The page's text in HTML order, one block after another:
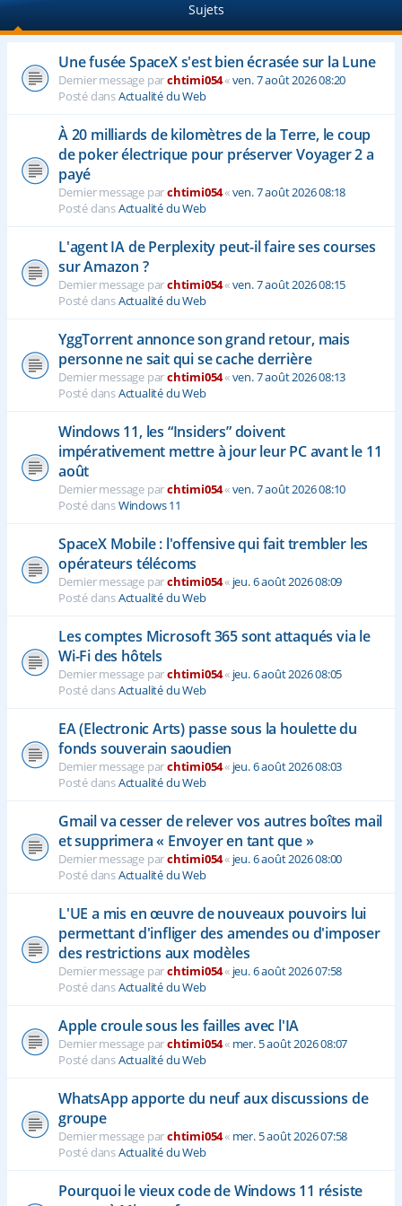
Sujets
Une fusée SpaceX s'est bien écrasée sur la Lune
Dernier message parchtimi054«ven. 7 août 2026 08:20
Posté dansActualité du Web
À 20 milliards de kilomètres de la Terre, le coup
de poker électrique pour préserver Voyager 2 a
payé
Dernier message parchtimi054«ven. 7 août 2026 08:18
Posté dansActualité du Web
L'agent IA de Perplexity peut-il faire ses courses
sur Amazon ?
Dernier message parchtimi054«ven. 7 août 2026 08:15
Posté dansActualité du Web
YggTorrent annonce son grand retour, mais
personne ne sait qui se cache derrière
Dernier message parchtimi054«ven. 7 août 2026 08:13
Posté dansActualité du Web
Windows 11, les “Insiders” doivent
impérativement mettre à jour leur PC avant le 11
août
Dernier message parchtimi054«ven. 7 août 2026 08:10
Posté dansWindows 11
SpaceX Mobile : l'offensive qui fait trembler les
opérateurs télécoms
Dernier message parchtimi054« jeu. 6 août 2026 08:09
Posté dansActualité du Web
Les comptes Microsoft 365 sont attaqués via le
Wi-Fi des hôtels
Dernier message parchtimi054« jeu. 6 août 2026 08:05
Posté dansActualité du Web
EA (Electronic Arts) passe sous la houlette du
fonds souverain saoudien
Dernier message parchtimi054« jeu. 6 août 2026 08:03
Posté dansActualité du Web
Gmail va cesser de relever vos autres boîtes mail
et supprimera « Envoyer en tant que »
Dernier message parchtimi054« jeu. 6 août 2026 08:00
Posté dansActualité du Web
L'UE a mis en œuvre de nouveaux pouvoirs lui
permettant d'infliger des amendes ou d'imposer
des restrictions aux modèles
Dernier message parchtimi054« jeu. 6 août 2026 07:58
Posté dansActualité du Web
Apple croule sous les failles avec l'IA
Dernier message parchtimi054« mer. 5 août 2026 08:07
Posté dansActualité du Web
WhatsApp apporte du neuf aux discussions de
groupe
Dernier message parchtimi054« mer. 5 août 2026 07:58
Posté dansActualité du Web
Pourquoi le vieux code de Windows 11 résiste